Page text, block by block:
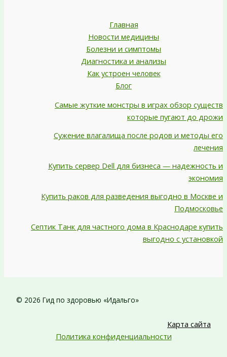
Главная
Новости медицины
Болезни и симптомы
Диагностика и анализы
Как устроен человек
Блог
Самые жуткие монстры в играх обзор существ
которые пугают до дрожи
Сужение влагалища после родов и методы его
лечения
Купить сервер Dell для бизнеса — надежность и
экономия
Купить раков для разведения выгодно в Москве и
Подмосковье
Септик Танк для частного дома в Краснодаре купить
выгодно с установкой
© 2026 Гид по здоровью «Идальго»
Карта сайта
Политика конфиденциальности